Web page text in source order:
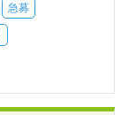
急募